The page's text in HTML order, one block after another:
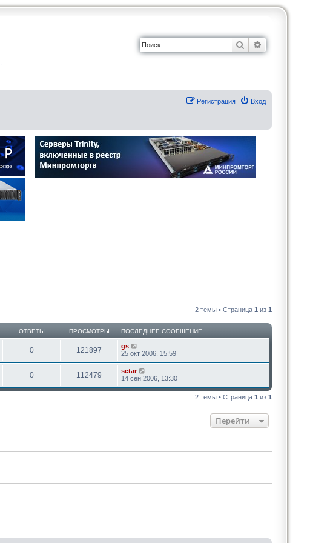
Поиск
Вход
Регистрация
2 темы • Страница 1 из 1
ОТВЕТЫ ПРОСМОТРЫ ПОСЛЕДНЕЕ СООБЩЕНИЕ
0 121897
gs
25 окт 2006, 15:59
0 112479
setar
14 сен 2006, 13:30
2 темы • Страница 1 из 1
Перейти